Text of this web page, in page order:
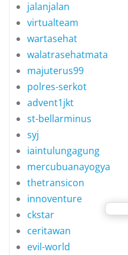
jalanjalan
virtualteam
wartasehat
walatrasehatmata
majuterus99
polres-serkot
advent1jkt
st-bellarminus
syj
iaintulungagung
mercubuanayogya
thetransicon
innoventure
ckstar
ceritawan
evil-world